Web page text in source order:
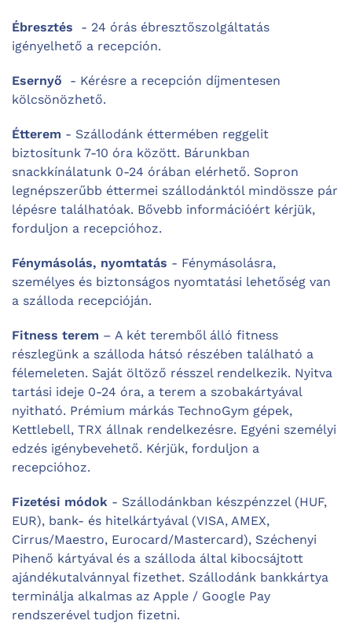
Ébresztés
- 24 órás ébresztőszolgáltatás
igényelhető a recepción.
Esernyő - Kérésre a recepción díjmentesen
kölcsönözhető.
Étterem - Szállodánk éttermében reggelit
biztosítunk 7-10 óra között. Bárunkban
snackkínálatunk 0-24 órában elérhető. Sopron
legnépszerűbb éttermei szállodánktól mindössze pár
lépésre találhatóak. Bővebb információért kérjük,
forduljon a recepcióhoz.
Fénymásolás, nyomtatás - Fénymásolásra,
személyes és biztonságos nyomtatási lehetőség van
a szálloda recepcióján.
Fitness terem – A két teremből álló fitness
részlegünk a szálloda hátsó részében található a
félemeleten. Saját öltöző résszel rendelkezik. Nyitva
tartási ideje 0-24 óra, a terem a szobakártyával
nyitható. Prémium márkás TechnoGym gépek,
Kettlebell, TRX állnak rendelkezésre. Egyéni személyi
edzés igénybevehető. Kérjük, forduljon a
recepcióhoz.
Fizetési módok - Szállodánkban készpénzzel (HUF,
EUR), bank- és hitelkártyával (VISA, AMEX,
Cirrus/Maestro, Eurocard/Mastercard), Széchenyi
Pihenő kártyával és a szálloda által kibocsájtott
ajándékutalvánnyal fizethet. Szállodánk bankkártya
terminálja alkalmas az Apple / Google Pay
rendszerével tudjon fizetni.